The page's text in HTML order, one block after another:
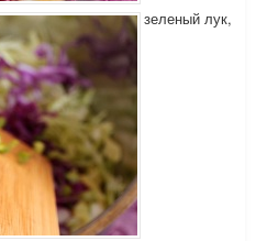
зеленый лук,